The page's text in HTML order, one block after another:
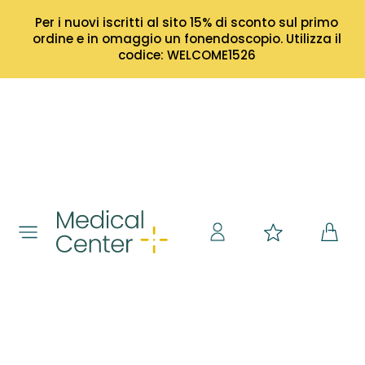
Per i nuovi iscritti al sito 15% di sconto sul primo
ordine e in omaggio un fonendoscopio. Utilizza il
codice: WELCOME1526